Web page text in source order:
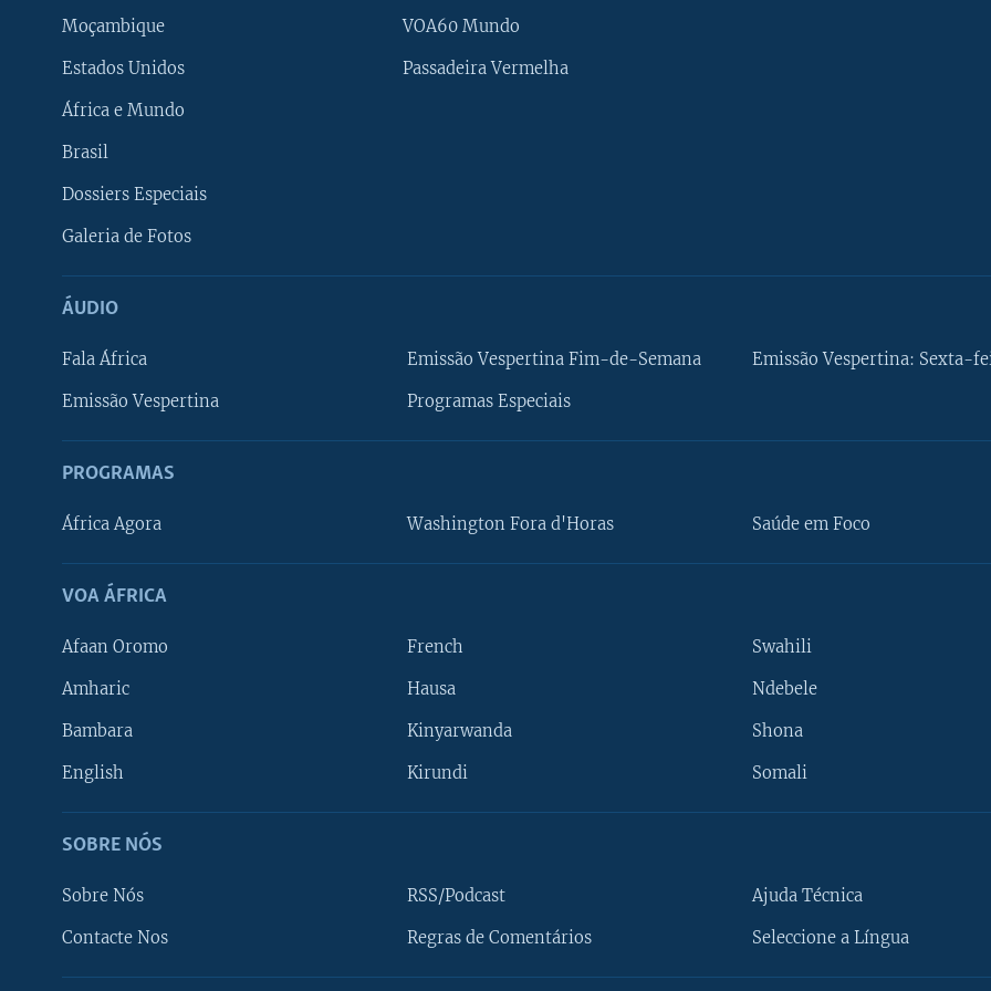
Moçambique
Estados Unidos
África e Mundo
Brasil
Dossiers Especiais
Galeria de Fotos
VOA60 Mundo
Passadeira Vermelha
ÁUDIO
Fala África
Emissão Vespertina
Emissão Vespertina Fim-de-Semana
Programas Especiais
Emissão Vespertina: Sexta-
PROGRAMAS
África Agora Washington Fora d'Horas Saúde em Foco
VOA ÁFRICA
Afaan Oromo
Amharic
Bambara
English
French
Hausa
Kinyarwanda
Kirundi
Swahili
Ndebele
Shona
Somali
SOBRE NÓS
Sobre Nós
Contacte Nos
RSS/Podcast
Regras de Comentários
Ajuda Técnica
Seleccione a Língua